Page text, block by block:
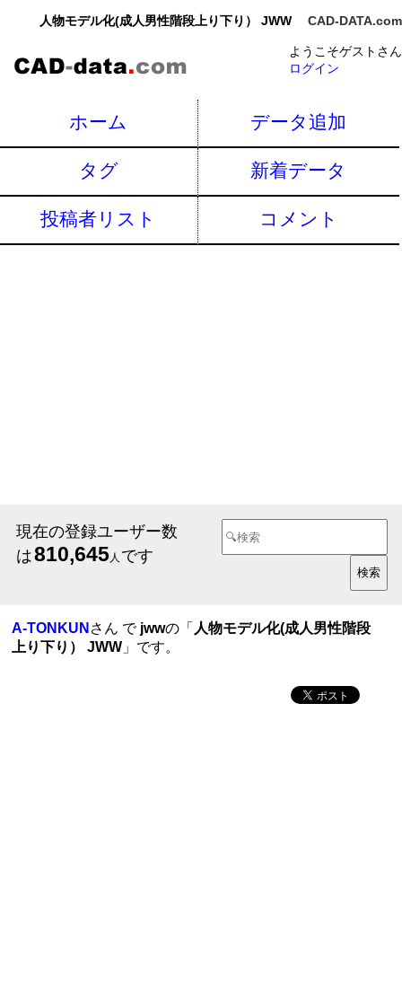
人物モデル化(成人男性階段上り下り） JWW CAD-DATA.com
ようこそゲストさん
ログイン
ホーム データ追加
タグ 新着データ
投稿者リスト コメント
現在の登録ユーザー数
は810,645人 です
A-TONKUN さん で jwwの「 人物モデル化(成人男性階段
上り下り） JWW 」です。